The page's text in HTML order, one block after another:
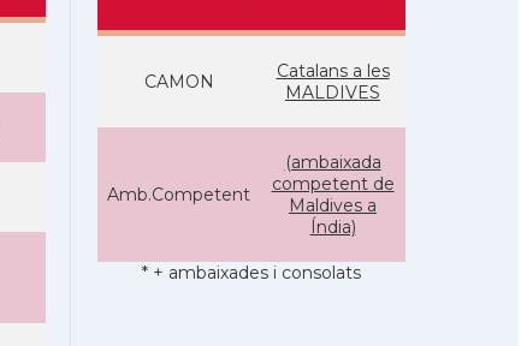
CAMON
Catalans a les
MALDIVES
Amb.Competent
(ambaixada
competent de
Maldives a
Índia)
* + ambaixades i consolats